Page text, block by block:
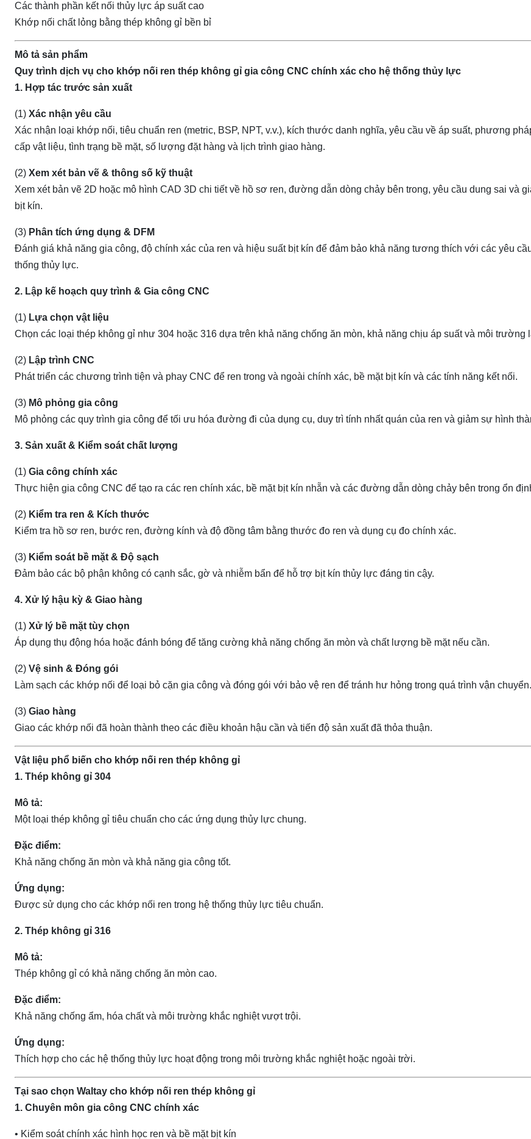
Các thành phần kết nối thủy lực áp suất cao
Khớp nối chất lỏng bằng thép không gỉ bền bỉ
Mô tả sản phẩm
Quy trình dịch vụ cho khớp nối ren thép không gỉ gia công CNC chính xác cho hệ thống thủy lực
1. Hợp tác trước sản xuất
(1) Xác nhận yêu cầu
Xác nhận loại khớp nối, tiêu chuẩn ren (metric, BSP, NPT, v.v.), kích thước danh nghĩa, yêu cầu về áp suất, phương
cấp vật liệu, tình trạng bề mặt, số lượng đặt hàng và lịch trình giao hàng.
(2) Xem xét bản vẽ & thông số kỹ thuật
Xem xét bản vẽ 2D hoặc mô hình CAD 3D chi tiết về hồ sơ ren, đường dẫn dòng chảy bên trong, yêu cầu dung sai và
bịt kín.
(3) Phân tích ứng dụng & DFM
Đánh giá khả năng gia công, độ chính xác của ren và hiệu suất bịt kín để đảm bảo khả năng tương thích với các yêu
thống thủy lực.
2. Lập kế hoạch quy trình & Gia công CNC
(1) Lựa chọn vật liệu
Chọn các loại thép không gỉ như 304 hoặc 316 dựa trên khả năng chống ăn mòn, khả năng chịu áp suất và môi trường
(2) Lập trình CNC
Phát triển các chương trình tiện và phay CNC để ren trong và ngoài chính xác, bề mặt bịt kín và các tính năng kết nối.
(3) Mô phỏng gia công
Mô phỏng các quy trình gia công để tối ưu hóa đường đi của dụng cụ, duy trì tính nhất quán của ren và giảm sự hình
3. Sản xuất & Kiểm soát chất lượng
(1) Gia công chính xác
Thực hiện gia công CNC để tạo ra các ren chính xác, bề mặt bịt kín nhẵn và các đường dẫn dòng chảy bên trong ổn
(2) Kiểm tra ren & Kích thước
Kiểm tra hồ sơ ren, bước ren, đường kính và độ đồng tâm bằng thước đo ren và dụng cụ đo chính xác.
(3) Kiểm soát bề mặt & Độ sạch
Đảm bảo các bộ phận không có cạnh sắc, gờ và nhiễm bẩn để hỗ trợ bịt kín thủy lực đáng tin cậy.
4. Xử lý hậu kỳ & Giao hàng
(1) Xử lý bề mặt tùy chọn
Áp dụng thụ động hóa hoặc đánh bóng để tăng cường khả năng chống ăn mòn và chất lượng bề mặt nếu cần.
(2) Vệ sinh & Đóng gói
Làm sạch các khớp nối để loại bỏ cặn gia công và đóng gói với bảo vệ ren để tránh hư hỏng trong quá trình vận chuyển.
(3) Giao hàng
Giao các khớp nối đã hoàn thành theo các điều khoản hậu cần và tiến độ sản xuất đã thỏa thuận.
Vật liệu phổ biến cho khớp nối ren thép không gỉ
1. Thép không gỉ 304
Mô tả:
Một loại thép không gỉ tiêu chuẩn cho các ứng dụng thủy lực chung.
Đặc điểm:
Khả năng chống ăn mòn và khả năng gia công tốt.
Ứng dụng:
Được sử dụng cho các khớp nối ren trong hệ thống thủy lực tiêu chuẩn.
2. Thép không gỉ 316
Mô tả:
Thép không gỉ có khả năng chống ăn mòn cao.
Đặc điểm:
Khả năng chống ẩm, hóa chất và môi trường khắc nghiệt vượt trội.
Ứng dụng:
Thích hợp cho các hệ thống thủy lực hoạt động trong môi trường khắc nghiệt hoặc ngoài trời.
Tại sao chọn Waltay cho khớp nối ren thép không gỉ
1. Chuyên môn gia công CNC chính xác
• Kiểm soát chính xác hình học ren và bề mặt bịt kín